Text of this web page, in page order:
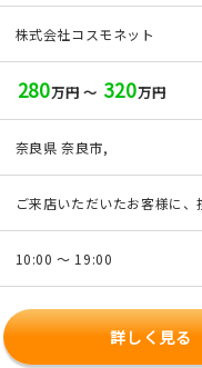
株式会社コスモネット
280万円 ～ 320万円
奈良県 奈良市,
ご来店いただいたお客様に、
10:00 ～ 19:00
詳しく見る